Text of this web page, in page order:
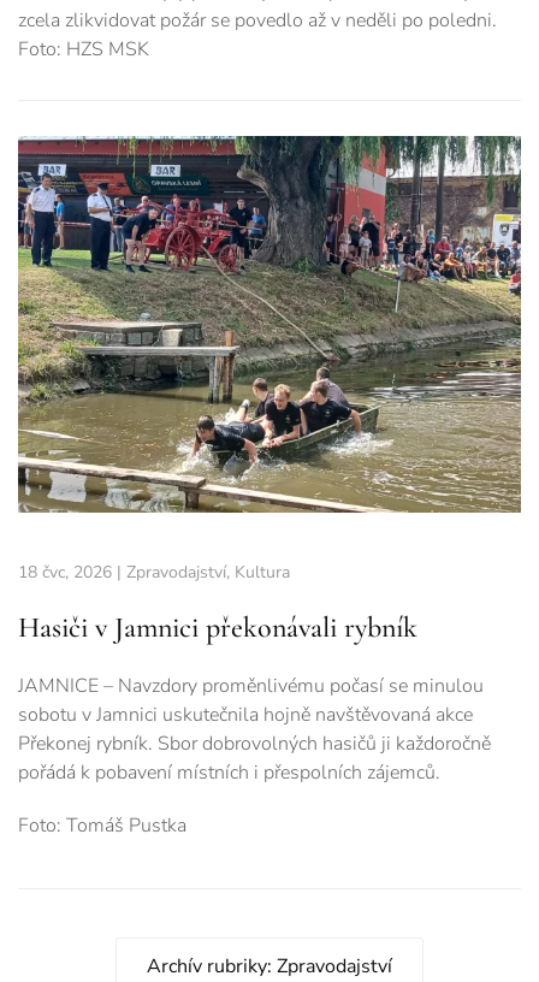
zcela zlikvidovat požár se povedlo až v neděli po poledni.
Foto: HZS MSK
18 čvc, 2026 | Zpravodajství, Kultura
Hasiči v Jamnici překonávali rybník
JAMNICE – Navzdory proměnlivému počasí se minulou
sobotu v Jamnici uskutečnila hojně navštěvovaná akce
Překonej rybník. Sbor dobrovolných hasičů ji každoročně
pořádá k pobavení místních i přespolních zájemců.
Foto: Tomáš Pustka
Archív rubriky: Zpravodajství